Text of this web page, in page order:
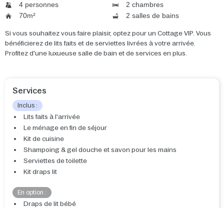
4 personnes
2 chambres
70m²
2 salles de bains
Si vous souhaitez vous faire plaisir, optez pour un Cottage VIP. Vous
bénéficierez de lits faits et de serviettes livrées à votre arrivée.
Profitez d'une luxueuse salle de bain et de services en plus.
Services
Inclus :
Lits faits à l'arrivée
Le ménage en fin de séjour
Kit de cuisine
Shampoing & gel douche et savon pour les mains
Serviettes de toilette
Kit draps lit
En option :
Draps de lit bébé